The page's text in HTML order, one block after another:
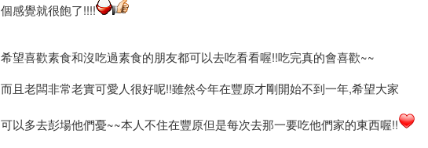
個感覺就很飽了!!!!
希望喜歡素食和沒吃過素食的朋友都可以去吃看看喔!!吃完真的會喜歡~~
而且老闆非常老實可愛人很好呢!!雖然今年在豐原才剛開始不到一年,希望大家
可以多去彭場他們憂~~本人不住在豐原但是每次去那一要吃他們家的東西喔!!